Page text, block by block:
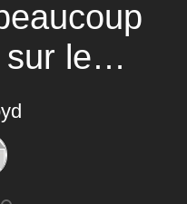
le
un
de